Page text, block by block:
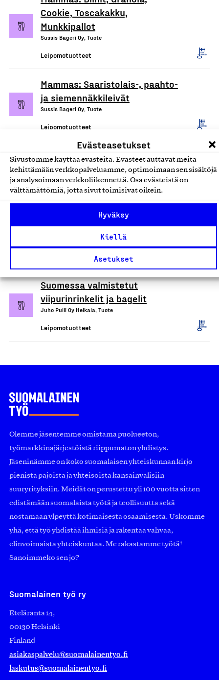
Evästeasetukset
Sivustomme käyttää evästeitä. Evästeet auttavat meitä
kehittämään verkkopalveluamme, optimoimaan sen sisältöjä
ja analysoimaan verkkoliikennettä. Osa evästeistä on
välttämättömiä, jotta sivut toimisivat oikein.
Hyväksy
Kiellä
Asetukset
Cookie, Toscakakku,
Munkkipallot
Sussis Bageri Oy, Tuote
Leipomotuotteet
Mammas: Saaristolais-, paahto-
ja siemennäkkileivät
Sussis Bageri Oy, Tuote
Leipomotuotteet
Mini-churro leivonnaiset
Mr. Feel Good Oy, Tuote
Leipomotuotteet
Suolaiset ja makeat
leivonnaiset ja välipalat
Suomessa valmistetut
viipurinrinkelit ja bagelit
Juho Pulli Oy Helkala, Tuote
Leipomotuotteet
Olemme jäsentemme omistama puolueeton,
työmarkkinajärjestöistä riippumaton yhdistys.
Jäseninämme on koko suomalaisen yhteiskunnan kirjo
pienistä pajoista ja yhteisöistä kansainvälisiin
suuryrityksiin. Meidät on perustettu yli 100 vuotta sitten
edistämään suomalaista työtä ja teollisuutta sekä
nostamaan ylpeyttä kotimaisesta osaamisesta. Uskomme
yhä, että työ yhdistää ihmisiä ja rakentaa vahvaa,
elinvoimaista yhteiskuntaa. Me rakastamme työtä!
Sanoimmeko sen jo?
Suomalainen työ ry
Eteläranta 14,
00130 Helsinki
Finland
asiakaspalvelu@suomalainentyo.fi
laskutus@suomalainentyo.fi